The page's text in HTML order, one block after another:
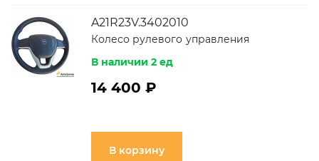
A21R23V.3402010
Колесо рулевого управления
В наличии 2 ед
14 400 ₽
В корзину